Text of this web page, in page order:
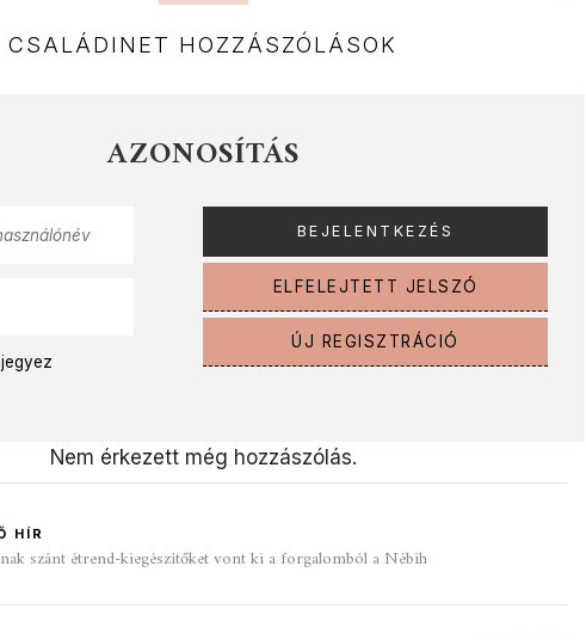
CSALÁDINET HOZZÁSZÓLÁSOK
AZONOSÍTÁS
ELFELEJTETT JELSZÓ
ÚJ REGISZTRÁCIÓ
Nem érkezett még hozzászólás.
HÍR
szánt étrend-kiegészítőket vont ki a forgalomból a Nébih